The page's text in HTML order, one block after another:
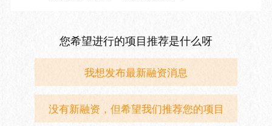
您希望进行的项目推荐是什么呀
我想发布最新融资消息
没有新融资，但希望我们推荐您的项目